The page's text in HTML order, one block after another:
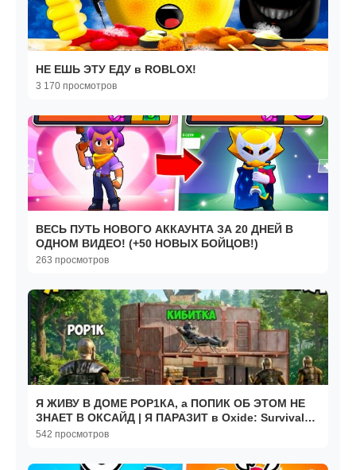
НЕ ЕШЬ ЭТУ ЕДУ в ROBLOX!
3 170 просмотров
ВЕСЬ ПУТЬ НОВОГО АККАУНТА ЗА 20 ДНЕЙ В
ОДНОМ ВИДЕО! (+50 НОВЫХ БОЙЦОВ!)
263 просмотров
Я ЖИВУ В ДОМЕ POP1КА, а ПОПИК ОБ ЭТОМ НЕ
ЗНАЕТ В ОКСАЙД | Я ПАРАЗИТ в Oxide: Survival
Island
542 просмотров